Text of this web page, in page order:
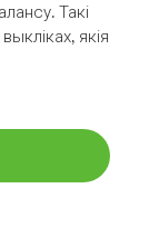
Такі
якія